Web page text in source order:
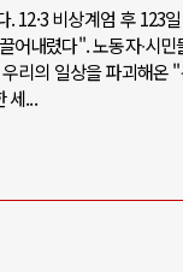
12·3 비상계엄 후 123
어내렸다". 노동자∙시
리의 일상을 파괴해온
세...